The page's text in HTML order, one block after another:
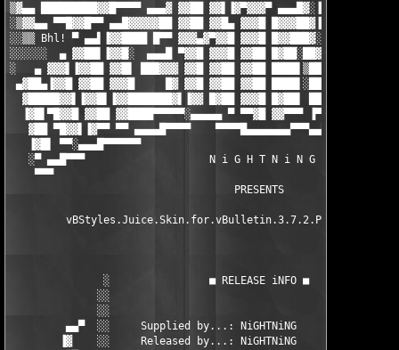
▒▓▄▄ █████████▓▓█▀▀▀▀ ▄▄▄▓ ▓▓██ ▓▓▌▐▓▀▓▓▓▀ ▄▄▄█▓░▐▓█▓▌▐▓▄▄
░▒▓▓▄▄ ▀▀█▓▓█▀▀ ▄▄█▓▓▓▓▓██ ▓▓██ ▓▓█▄ ▓▓▓█ █▓▓▓██▓▐▓█▓▌▐▓▓███
░░▒▒ Bhl! ▀ ▄▄▌▐▓▓████ █▀▀ ▓▓▓▄▓▀▓▓█ ▓▓▓█ █▓▓███▓░▓█▓▌▐▓▓██
░░░░░░  ▄ ▓▓██▌▐▓▓█░  ▄▄▄█ ▀▓▓█ ▓▓▓█ ▓▓██ █▓██░██▓▓█▓░▐▓▓██
░   ▄ ▓▓▓▌▐▓▓██ ▓▓█▌ ███▓▓▓ ▓▓█ ▓▓██ ▓▓██ ████▌▒██▓█▓
▄▓██▄▐▓▓█ ▓▓██ ▓▓▓█     █▓ ▓▓█ ▓▓██ ▓▓██ ████▌░██▓█▓
▓█████▓▓▌▐▓▓█▌▐▓▓███████▓▌▐▓▓ █▓██ ▓▓▓█ █▓██▌ █████▄ ▓▓▓
▐▓█▌▀█▓▓█ ▓▓██ ▓▓████▀▀▀▀▀░▄▄▄▄▄ ▀ ▀▀▓█ ▓▓▀▀▀ ▐▀▀▀▀ ▄▓▓▓
▓██ ▀█▓▓▌▐▓▀▀ ▀▀ ▄▄▄▄█▀▀▀▀    ▀▀▀▀█▄▄▄▄▄▄▄▀▀▀▄▄▀▀▀▄▄▄▄▄▄▄
▐▓█▌ ▀▀░▄▄▄█▀▀▀▀▀▀
░▀ ▄▄█▀▀▀                    N i G H T N i N G
▀▀▀
                                    PRESENTS
░                ■ RELEASE iNFO ■
░░
░░
▄▄▀  ░░     Supplied by...: NiGHTNiNG
▐▓    ░░     Released by...: NiGHTNiNG